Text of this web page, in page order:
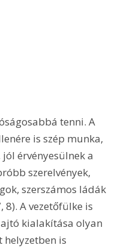
tenni. A
is szép munka,
érvényesülnek a
szerelvények,
szerszámos ládák
A vezetőfülke is
ajtó kialakítása olyan
helyzetben is